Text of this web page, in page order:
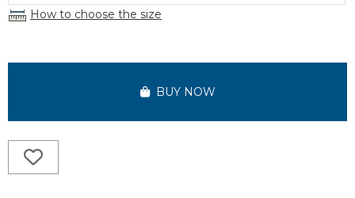
How to choose the size
BUY NOW